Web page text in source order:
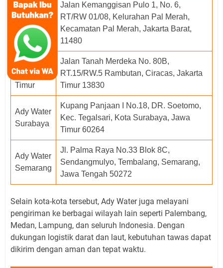
Ady Water
Jakarta
Barat
Jalan Kemanggisan Pulo 1, No. 6,
RT/RW 01/08, Kelurahan Pal Merah,
Kecamatan Pal Merah, Jakarta Barat,
11480
Ady Water
Jakarta
Timur
Jalan Tanah Merdeka No. 80B,
RT.15/RW.5 Rambutan, Ciracas, Jakarta
Timur 13830
Ady Water
Surabaya
Kupang Panjaan I No.18, DR. Soetomo,
Kec. Tegalsari, Kota Surabaya, Jawa
Timur 60264
Ady Water
Semarang
Jl. Palma Raya No.33 Blok 8C,
Sendangmulyo, Tembalang, Semarang,
Jawa Tengah 50272
Selain kota-kota tersebut, Ady Water juga melayani
pengiriman ke berbagai wilayah lain seperti Palembang,
Medan, Lampung, dan seluruh Indonesia. Dengan
dukungan logistik darat dan laut, kebutuhan tawas dapat
dikirim dengan aman dan tepat waktu.